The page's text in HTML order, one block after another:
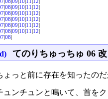
|08|09|10|11|12|
|08|09|10|11|12|
|08|09|10|11|12|
|08|09|10|11|12|
|08|09|10|11|12|
|08|
てのりちゅっちゅ 06
ょっと前に存在を知ったのだ
ュンチュンと鳴いて、首を